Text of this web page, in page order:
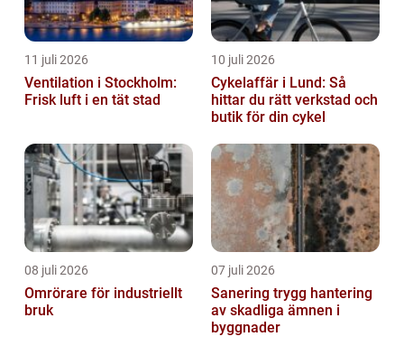
11 juli 2026
Ventilation i Stockholm:
Frisk luft i en tät stad
10 juli 2026
Cykelaffär i Lund: Så
hittar du rätt verkstad och
butik för din cykel
08 juli 2026
Omrörare för industriellt
bruk
07 juli 2026
Sanering trygg hantering
av skadliga ämnen i
byggnader